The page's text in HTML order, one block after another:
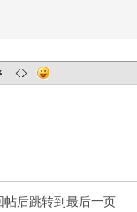
帖后跳转到最后一页